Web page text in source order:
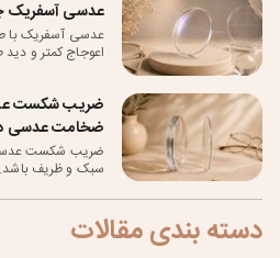
عدسی آسفریک
عدسی آسفریک با
اعوجاج کمتر و
ضریب شکست
ضخامت عدسی
ضریب شکست
سبک و ظریف
دسته بندی مقالات